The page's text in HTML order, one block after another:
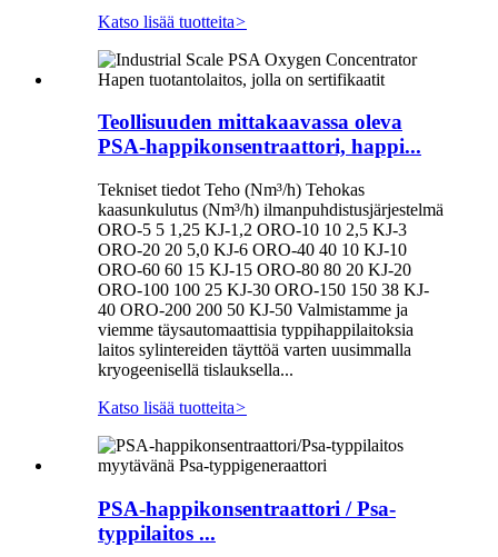
Katso lisää tuotteita>
Teollisuuden mittakaavassa oleva
PSA-happikonsentraattori, happi...
Tekniset tiedot Teho (Nm³/h) Tehokas
kaasunkulutus (Nm³/h) ilmanpuhdistusjärjestelmä
ORO-5 5 1,25 KJ-1,2 ORO-10 10 2,5 KJ-3
ORO-20 20 5,0 KJ-6 ORO-40 40 10 KJ-10
ORO-60 60 15 KJ-15 ORO-80 80 20 KJ-20
ORO-100 100 25 KJ-30 ORO-150 150 38 KJ-
40 ORO-200 200 50 KJ-50 Valmistamme ja
viemme täysautomaattisia typpihappilaitoksia
laitos sylintereiden täyttöä varten uusimmalla
kryogeenisellä tislauksella...
Katso lisää tuotteita>
PSA-happikonsentraattori / Psa-
typpilaitos ...